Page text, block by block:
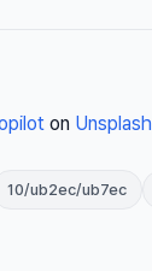
on Unsplash
10/ub2ec/ub7ec